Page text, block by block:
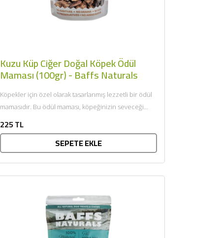
Kuzu Küp Ciğer Doğal Köpek Ödül
Maması (100gr) - Baffs Naturals
Köpekler için özel olarak tasarlanmış lezzetli bir ödül
mamasıdır. Bu ödül maması, köpeğinizin seveceği
225 TL
SEPETE EKLE